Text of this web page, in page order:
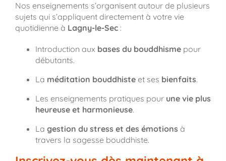
Nos enseignements s’organisent autour de plusieurs
sujets qui s’appliquent directement à votre vie
quotidienne à Lagny-le-Sec:
Introduction aux bases du bouddhismepour
débutants.
La méditation bouddhisteet ses bienfaits.
Les enseignements pratiques pour une vie plus
heureuse et harmonieuse.
La gestion du stress et des émotions à
travers la sagesse bouddhiste.